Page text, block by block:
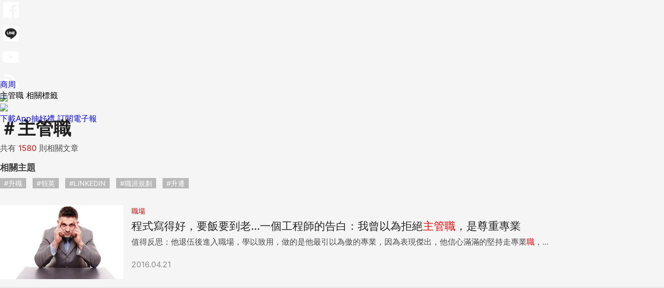
下載App抽好禮 訂閱電子報
商周
主管職 相關標籤
＃主管職
共有 1580 則相關文章
相關主題
#升職 #領英 #LINKEDIN #職涯規劃 #升遷
職場
程式寫得好，要飯要到老...一個工程師的告白：我曾以為拒絕主管職 ，是尊重專業
值得反思：他退伍後進入職場，學以致用，做的是他最引以為傲的專業，因為表現傑出，他信心滿滿的堅持走專業職 ，...
2016.04.21